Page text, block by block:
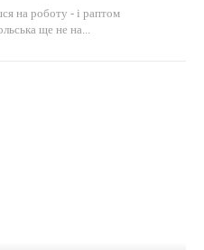
на роботу - і раптом
ще не на...